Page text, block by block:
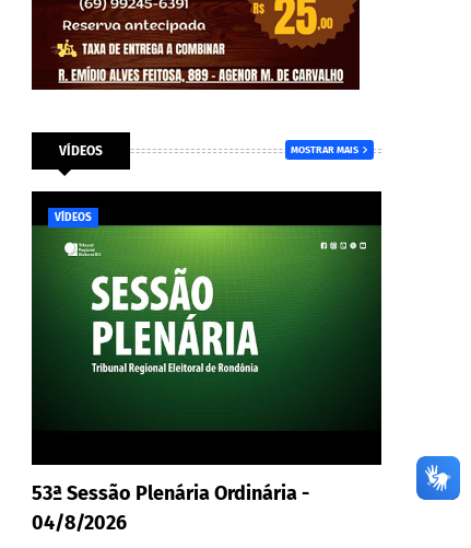
VÍDEOS MOSTRAR MAIS
VÍDEOS
53ª Sessão Plenária Ordinária -
04/8/2026